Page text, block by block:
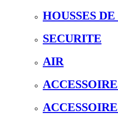
HOUSSES
SECURITE
AIR